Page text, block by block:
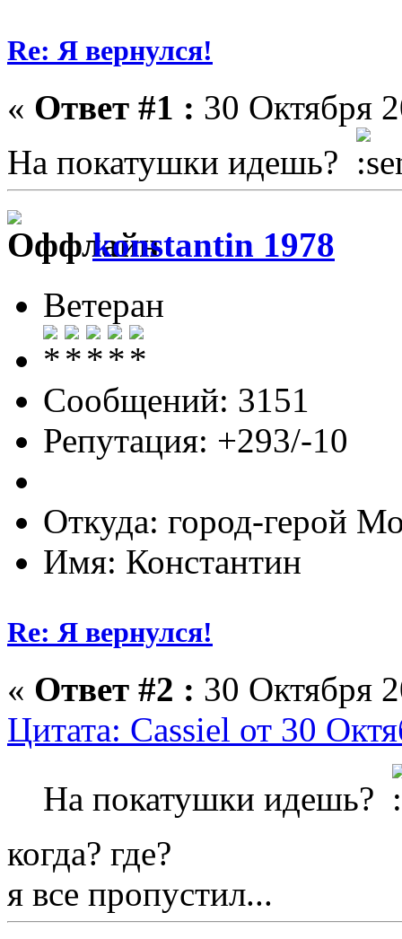
Re: Я вернулся!
« Ответ #1 : 30 Октября
На покатушки идешь?
konstantin 1978
Ветеран
Сообщений: 3151
Репутация: +293/-10
Откуда: город-герой
Имя: Константин
Re: Я вернулся!
« Ответ #2 : 30 Октября
Цитата: Cassiel от 30
На покатушки идешь?
когда? где?
я все пропустил...